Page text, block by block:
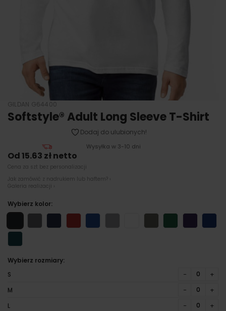
GILDAN G64400
Softstyle® Adult Long Sleeve T-Shirt
Dodaj do ulubionych!
Wysyłka w 3-10 dni
Od 15.63 zł netto
Cena za szt bez personalizacji
Jak zamówić z nadrukiem lub haftem? ›
Galeria realizacji ›
Wybierz kolor:
Wybierz rozmiary:
S
− +
M − +
L − +